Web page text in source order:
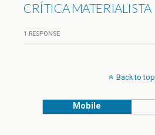
CRÍTICA MATERIALISTA
1 RESPONSE
Back to top
Mobile